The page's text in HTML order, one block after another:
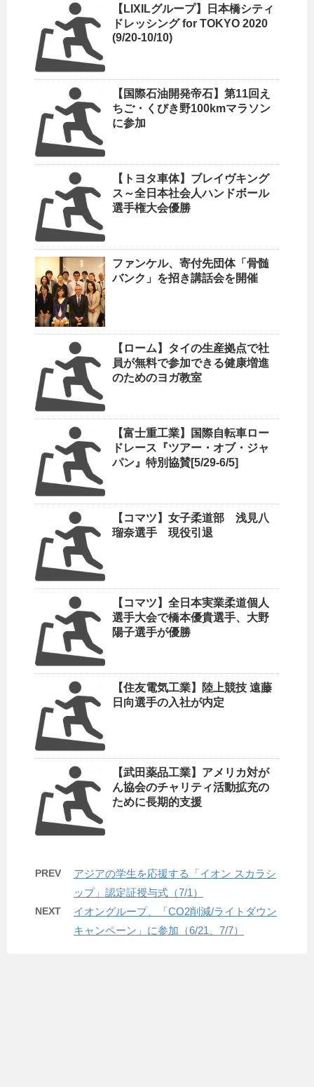
【LIXILグループ】日本橋シティ
ドレッシング for TOKYO 2020
(9/20-10/10)
【国際石油開発帝石】第11回え
ちご・くびき野100kmマラソン
に参加
【トヨタ車体】ブレイヴキング
ス～全日本社会人ハンドボール
選手権大会優勝
ファンケル、寄付先団体「骨髄
バンク」を招き講話会を開催
【ローム】タイの生産拠点で社
員が無料で参加できる健康増進
のためのヨガ教室
【富士重工業】国際自転車ロー
ドレース『ツアー・オブ・ジャ
パン』特別協賛[5/29-6/5]
【コマツ】女子柔道部 浅見八
瑠奈選手 現役引退
【コマツ】全日本実業柔道個人
選手大会で橋本優貴選手、大野
陽子選手が優勝
【住友電気工業】陸上競技 遠藤
日向選手の入社が内定
【武田薬品工業】アメリカ対が
ん協会のチャリティ活動拡充の
ために長期的支援
PREV
アジアの学生を応援する「イオン スカラシ
ップ」認定証授与式（7/1）
NEXT
イオングループ、「CO2削減/ライトダウン
キャンペーン」に参加（6/21、7/7）